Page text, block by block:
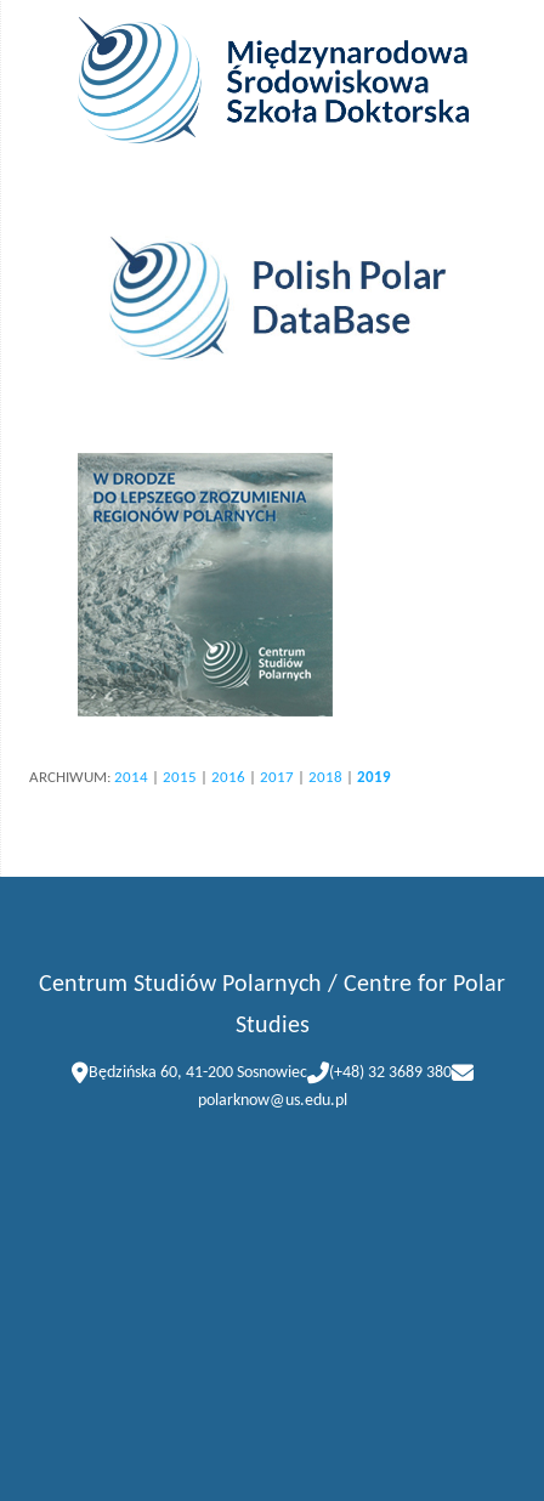
ARCHIWUM: 2014| 2015 2016 2017| 2018 2019
Centrum Studiów Polarnych / Centre for Polar
Studies
Będzińska 60, 41-200 Sosnowiec
(+48) 32 3689 380
polarknow@us.edu.pl